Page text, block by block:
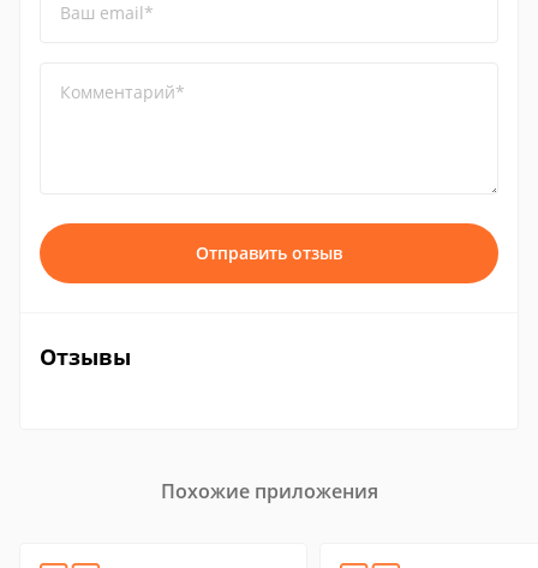
Ваш email*
Комментарий*
Отправить отзыв
Отзывы
Похожие приложения